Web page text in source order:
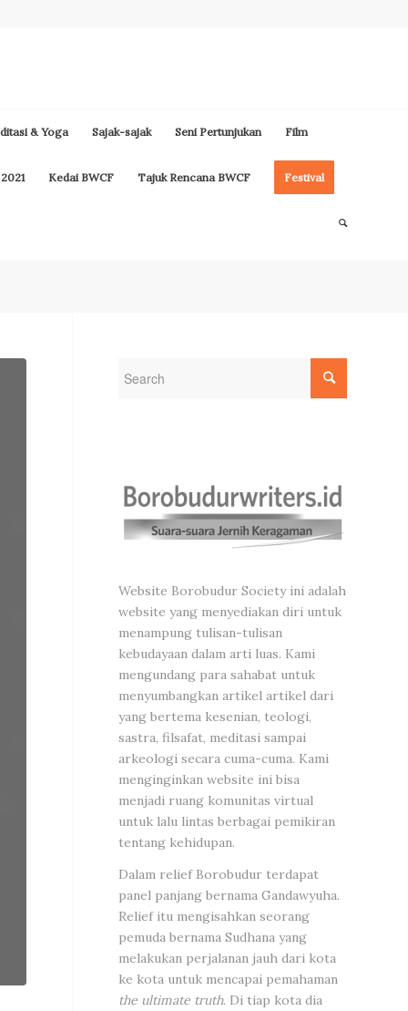
& Yoga Sajak-sajak Seni Pertunjukan Film
Kedai BWCF Tajuk Rencana BWCF Festival
Website Borobudur Society ini adalah
website yang menyediakan diri untuk
menampung tulisan-tulisan
kebudayaan dalam arti luas. Kami
mengundang para sahabat untuk
menyumbangkan artikel artikel dari
yang bertema kesenian, teologi,
sastra, filsafat, meditasi sampai
arkeologi secara cuma-cuma. Kami
menginginkan website ini bisa
menjadi ruang komunitas virtual
untuk lalu lintas berbagai pemikiran
tentang kehidupan.
Dalam relief Borobudur terdapat
panel panjang bernama Gandawyuha.
Relief itu mengisahkan seorang
pemuda bernama Sudhana yang
melakukan perjalanan jauh dari kota
ke kota untuk mencapai pemahaman
the ultimate truth. Di tiap kota dia